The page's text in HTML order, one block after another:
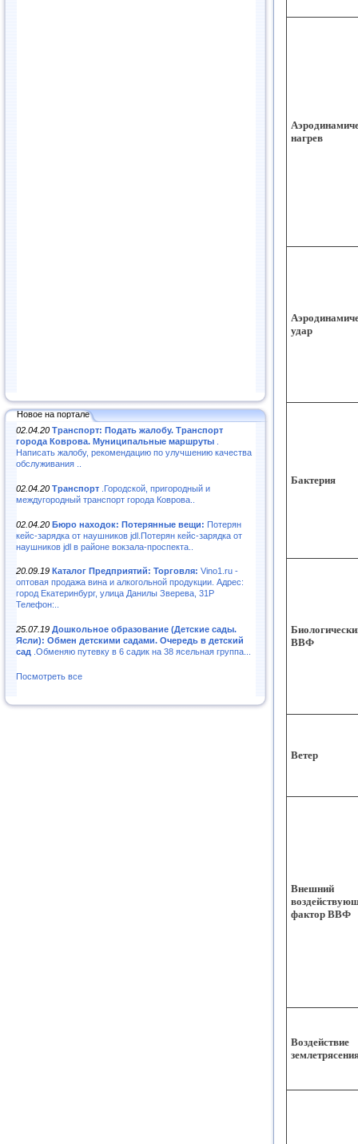
Новое на портале
02.04.20 Транспорт: Подать жалобу. Транспорт
города Коврова. Муниципальные маршруты
Написать жалобу, рекомендацию по улучшению качества
обслуживания ..
02.04.20 Транспорт .Городской, пригородный и
междугородный транспорт города Коврова..
02.04.20 Бюро находок: Потерянные вещи: Потерян
кейс-зарядка от наушников jdl.Потерян кейс-зарядка от
наушников jdl в районе вокзала-проспекта..
20.09.19 Каталог Предприятий: Торговля: Vino1.ru -
оптовая продажа вина и алкогольной продукции. Адрес:
город Екатеринбург, улица Данилы Зверева, 31Р
Телефон:..
25.07.19 Дошкольное образование (Детские сады.
Ясли): Обмен детскими садами. Очередь в детский
сад .Обменяю путевку в 6 садик на 38 ясельная группа...
Посмотреть все
нагрев
удар
Бактерия
ВВФ
Ветер
Внешний
фактор ВВФ
Воздействие